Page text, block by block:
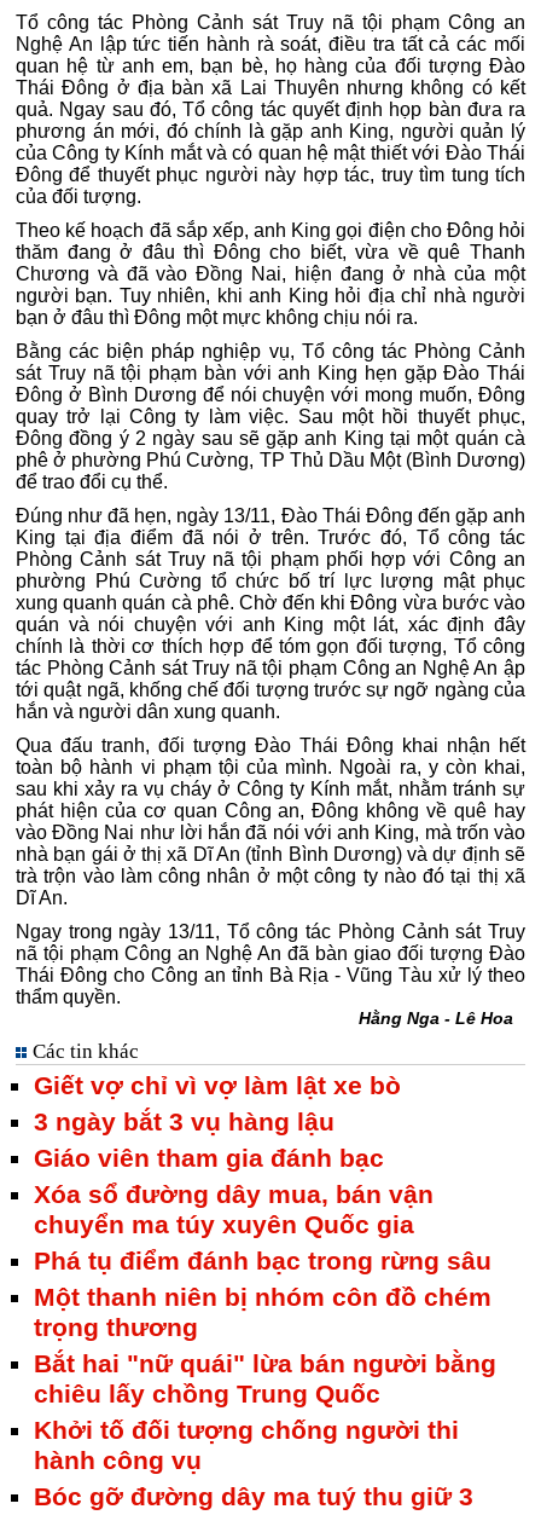
Tổ công tác Phòng Cảnh sát Truy nã tội phạm Công an
Nghệ An lập tức tiến hành rà soát, điều tra tất cả các mối
quan hệ từ anh em, bạn bè, họ hàng của đối tượng Đào
Thái Đông ở địa bàn xã Lai Thuyên nhưng không có kết
quả. Ngay sau đó, Tổ công tác quyết định họp bàn đưa ra
phương án mới, đó chính là gặp anh King, người quản lý
của Công ty Kính mắt và có quan hệ mật thiết với Đào Thái
Đông để thuyết phục người này hợp tác, truy tìm tung tích
của đối tượng.
Theo kế hoạch đã sắp xếp, anh King gọi điện cho Đông hỏi
thăm đang ở đâu thì Đông cho biết, vừa về quê Thanh
Chương và đã vào Đồng Nai, hiện đang ở nhà của một
người bạn. Tuy nhiên, khi anh King hỏi địa chỉ nhà người
bạn ở đâu thì Đông một mực không chịu nói ra.
Bằng các biện pháp nghiệp vụ, Tổ công tác Phòng Cảnh
sát Truy nã tội phạm bàn với anh King hẹn gặp Đào Thái
Đông ở Bình Dương để nói chuyện với mong muốn, Đông
quay trở lại Công ty làm việc. Sau một hồi thuyết phục,
Đông đồng ý 2 ngày sau sẽ gặp anh King tại một quán cà
phê ở phường Phú Cường, TP Thủ Dầu Một (Bình Dương)
để trao đổi cụ thể.
Đúng như đã hẹn, ngày 13/11, Đào Thái Đông đến gặp anh
King tại địa điểm đã nói ở trên. Trước đó, Tổ công tác
Phòng Cảnh sát Truy nã tội phạm phối hợp với Công an
phường Phú Cường tổ chức bố trí lực lượng mật phục
xung quanh quán cà phê. Chờ đến khi Đông vừa bước vào
quán và nói chuyện với anh King một lát, xác định đây
chính là thời cơ thích hợp để tóm gọn đối tượng, Tổ công
tác Phòng Cảnh sát Truy nã tội phạm Công an Nghệ An ập
tới quật ngã, khống chế đối tượng trước sự ngỡ ngàng của
hắn và người dân xung quanh.
Qua đấu tranh, đối tượng Đào Thái Đông khai nhận hết
toàn bộ hành vi phạm tội của mình. Ngoài ra, y còn khai,
sau khi xảy ra vụ cháy ở Công ty Kính mắt, nhằm tránh sự
phát hiện của cơ quan Công an, Đông không về quê hay
vào Đồng Nai như lời hắn đã nói với anh King, mà trốn vào
nhà bạn gái ở thị xã Dĩ An (tỉnh Bình Dương) và dự định sẽ
trà trộn vào làm công nhân ở một công ty nào đó tại thị xã
Dĩ An.
Ngay trong ngày 13/11, Tổ công tác Phòng Cảnh sát Truy
nã tội phạm Công an Nghệ An đã bàn giao đối tượng Đào
Thái Đông cho Công an tỉnh Bà Rịa - Vũng Tàu xử lý theo
thẩm quyền.
Hằng Nga - Lê Hoa
Các tin khác
Giết vợ chỉ vì vợ làm lật xe bò
3 ngày bắt 3 vụ hàng lậu
Giáo viên tham gia đánh bạc
Xóa sổ đường dây mua, bán vận
chuyển ma túy xuyên Quốc gia
Phá tụ điểm đánh bạc trong rừng sâu
Một thanh niên bị nhóm côn đồ chém
trọng thương
Bắt hai "nữ quái" lừa bán người bằng
chiêu lấy chồng Trung Quốc
Khởi tố đối tượng chống người thi
hành công vụ
Bóc gỡ đường dây ma tuý thu giữ 3